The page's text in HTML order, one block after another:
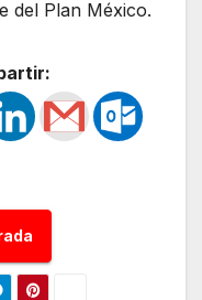
del Plan México.